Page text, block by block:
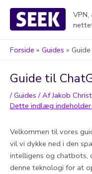
indholdet
VPN,
Forside Guides
Guide til
/Guides / AfJakob
Velkommen til vores
vil vi dykke ned i den
intelligens og chatbots,
denne teknologi for at